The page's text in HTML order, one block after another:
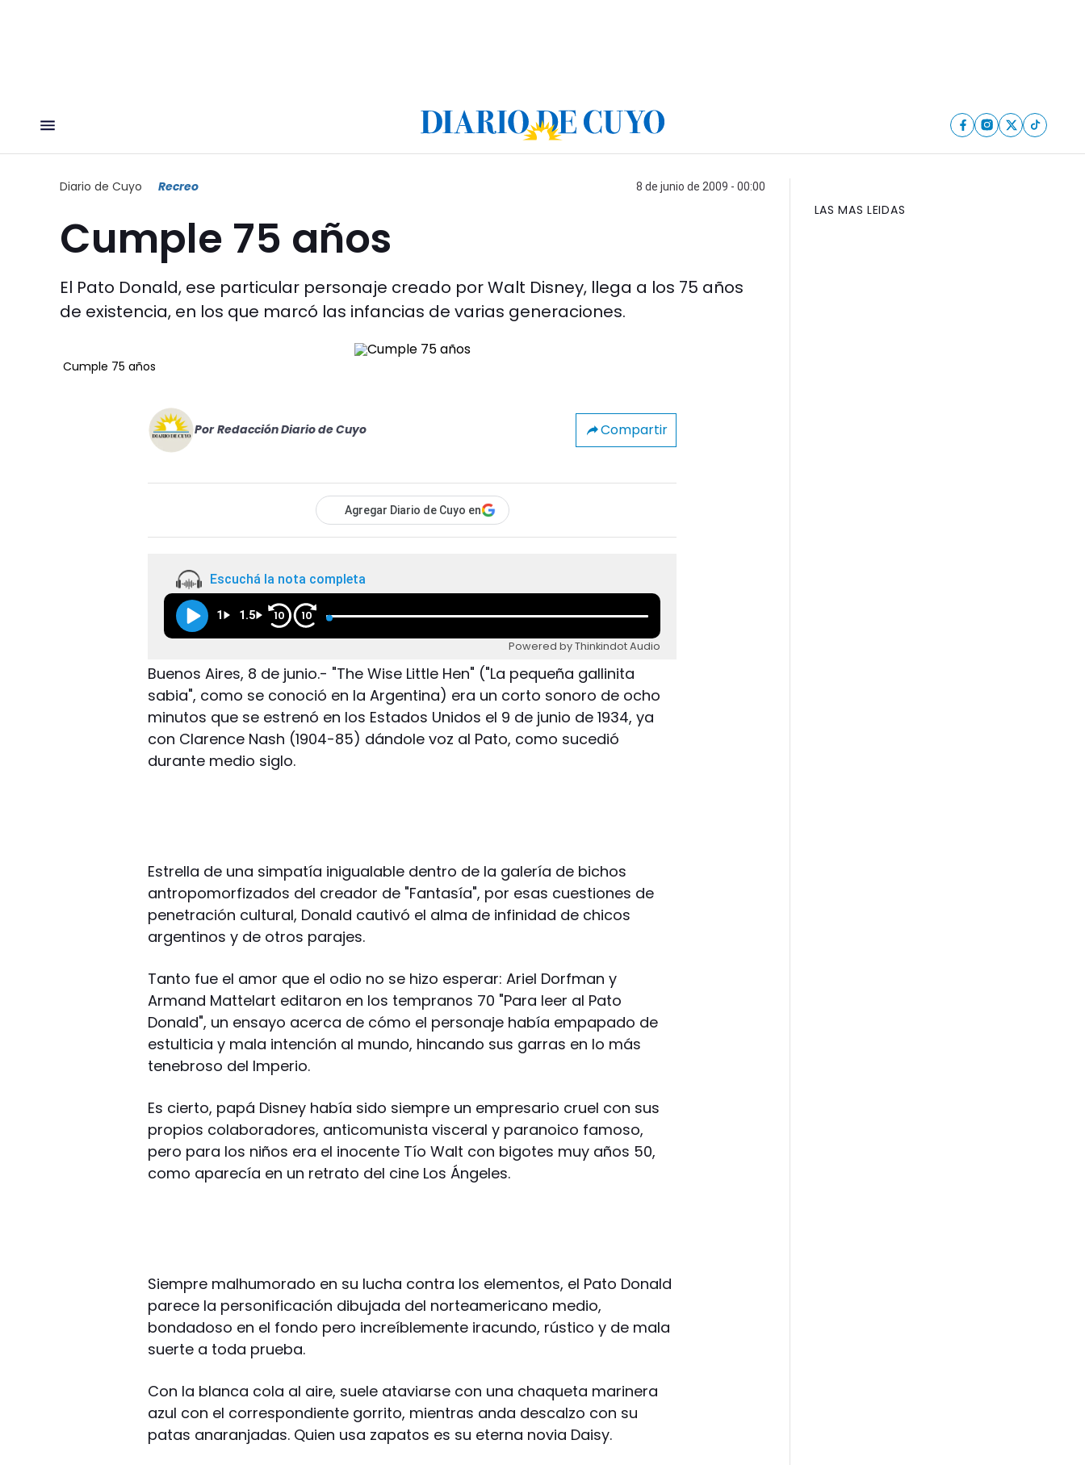
Diario de Cuyo Recreo 8 de junio de 2009 - 00:00
Cumple 75 años
El Pato Donald, ese particular personaje creado por Walt Disney, llega a los 75 años
de existencia, en los que marcó las infancias de varias generaciones.
Cumple 75 años
Por Redacción Diario de Cuyo Compartir
Agregar Diario de Cuyo en
Escuchá la nota completa
1 1.5 10 10
Powered by Thinkindot Audio
Buenos Aires, 8 de junio.- "The Wise Little Hen" ("La pequeña gallinita
sabia", como se conoció en la Argentina) era un corto sonoro de ocho
minutos que se estrenó en los Estados Unidos el 9 de junio de 1934, ya
con Clarence Nash (1904-85) dándole voz al Pato, como sucedió
durante medio siglo.
Estrella de una simpatía inigualable dentro de la galería de bichos
antropomorfizados del creador de "Fantasía", por esas cuestiones de
penetración cultural, Donald cautivó el alma de infinidad de chicos
argentinos y de otros parajes.
Tanto fue el amor que el odio no se hizo esperar: Ariel Dorfman y
Armand Mattelart editaron en los tempranos 70 "Para leer al Pato
Donald", un ensayo acerca de cómo el personaje había empapado de
estulticia y mala intención al mundo, hincando sus garras en lo más
tenebroso del Imperio.
Es cierto, papá Disney había sido siempre un empresario cruel con sus
propios colaboradores, anticomunista visceral y paranoico famoso,
pero para los niños era el inocente Tío Walt con bigotes muy años 50,
como aparecía en un retrato del cine Los Ángeles.
Siempre malhumorado en su lucha contra los elementos, el Pato Donald
parece la personificación dibujada del norteamericano medio,
bondadoso en el fondo pero increíblemente iracundo, rústico y de mala
suerte a toda prueba.
Con la blanca cola al aire, suele ataviarse con una chaqueta marinera
azul con el correspondiente gorrito, mientras anda descalzo con su
patas anaranjadas. Quien usa zapatos es su eterna novia Daisy.
LAS MAS LEIDAS